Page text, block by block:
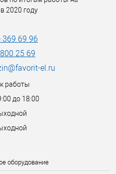
оборудование
2020 году
369 69 96
25 69
el.ru
работы
до 18:00